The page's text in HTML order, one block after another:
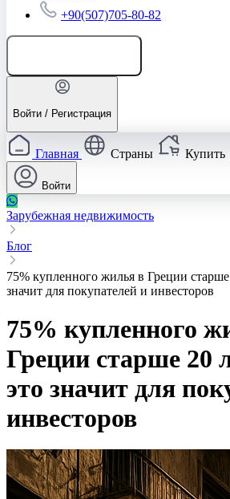
+90(507)705-80-82
Войти / Регистрация
Главная Страны Купить
Войти
Зарубежная недвижимость
Блог
75% купленного жилья в Греции
значит для покупателей и инвесторов
75% купленного
Греции старше 20
это значит для
инвесторов